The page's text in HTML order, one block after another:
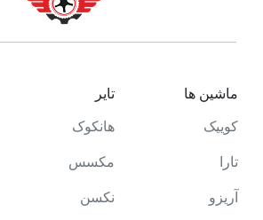
ماشین ها
کوییک
تارا
آریزو
تایر
هانکوک
مکسس
نکسن